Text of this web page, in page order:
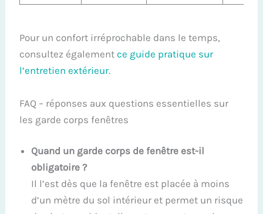
Pour un confort irréprochable dans le temps,
consultez égalementce guide pratique sur
l’entretien extérieur.
FAQ – réponses aux questions essentielles sur
les garde corps fenêtres
Quand un garde corps de fenêtre est-il
obligatoire ?
Il l’est dès que la fenêtre est placée à moins
d’un mètre du sol intérieur et permet un risque